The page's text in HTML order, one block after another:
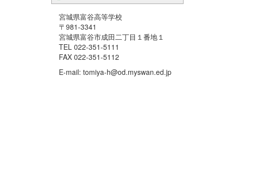
宮城県富谷高等学校
〒981-3341
宮城県富谷市成田二丁目１番地１
TEL 022-351-5111
FAX 022-351-5112
E-mail: tomiya-h@od.myswan.ed.jp